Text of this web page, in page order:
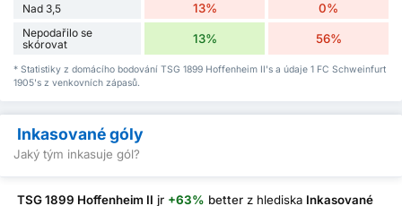
Nad 3,5 13% 0%
Nepodařilo se
skórovat
13% 56%
* Statistiky z domácího bodování TSG 1899 Hoffenheim II's a údaje 1 FC Schweinfurt
1905's z venkovních zápasů.
Inkasované góly
Jaký tým inkasuje gól?
TSG 1899 Hoffenheim II jr +63% better z hlediska Inkasované